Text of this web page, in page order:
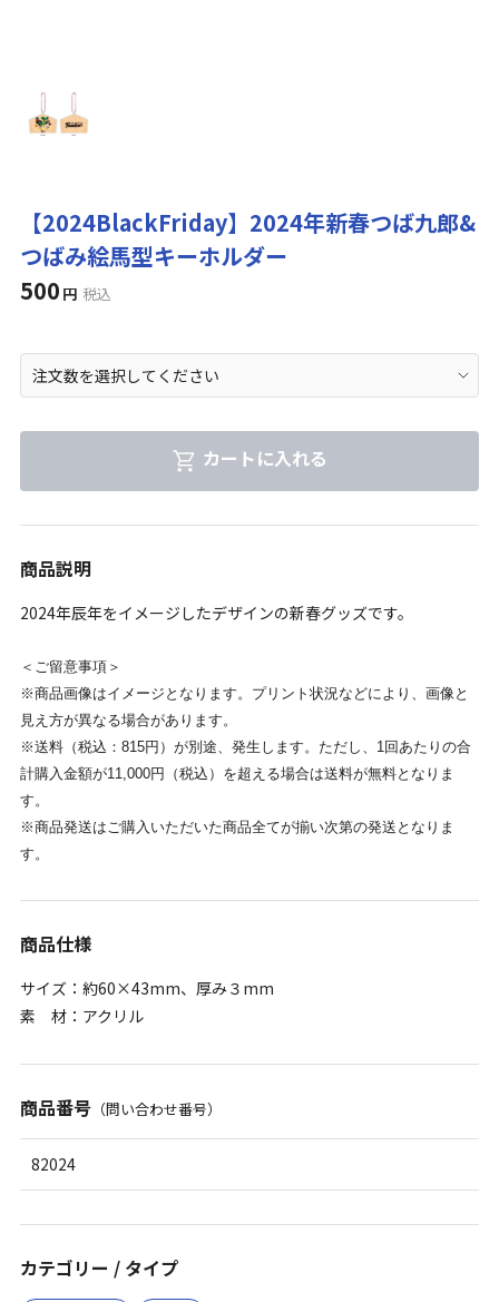
【2024BlackFriday】2024年新春つば九郎&
つばみ絵馬型キーホルダー
500 円 税込
カートに入れる
商品説明
2024年辰年をイメージしたデザインの新春グッズです。
＜ご留意事項＞
※商品画像はイメージとなります。プリント状況などにより、画像と
見え方が異なる場合があります。
※送料（税込：815円）が別途、発生します。ただし、1回あたりの合
計購入金額が11,000円（税込）を超える場合は送料が無料となりま
す。
※商品発送はご購入いただいた商品全てが揃い次第の発送となりま
す。
商品仕様
サイズ：約60×43mm、厚み３mm
素 材：アクリル
商品番号（問い合わせ番号）
82024
カテゴリー / タイプ